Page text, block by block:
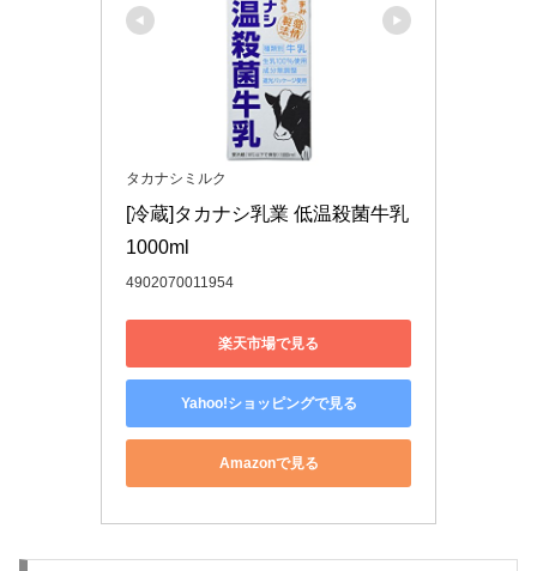
タカナシミルク
[冷蔵]タカナシ乳業 低温殺菌牛乳
1000ml
4902070011954
楽天市場で見る
Yahoo!ショッピングで見る
Amazonで見る